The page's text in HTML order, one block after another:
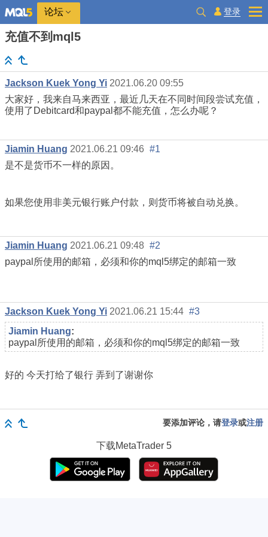
论坛 登录
充值不到mql5
Jackson Kuek Yong Yi 2021.06.20 09:55
大家好，我来自马来西亚，最近几天在不同时间段尝试充值，
使用了Debitcard和paypal都不能充值，怎么办呢？
Jiamin Huang 2021.06.21 09:46 #1
是不是货币不一样的原因。
如果您使用非美元银行账户付款，则货币将被自动兑换。
Jiamin Huang 2021.06.21 09:48 #2
paypal所使用的邮箱，必须和你的mql5绑定的邮箱一致
Jackson Kuek Yong Yi 2021.06.21 15:44 #3
Jiamin Huang:
paypal所使用的邮箱，必须和你的mql5绑定的邮箱一致
好的 今天打给了银行 弄到了谢谢你
要添加评论，请登录或注册
下载MetaTrader 5